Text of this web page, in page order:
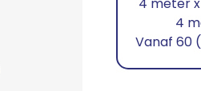
4 meter
4
Vanaf 60